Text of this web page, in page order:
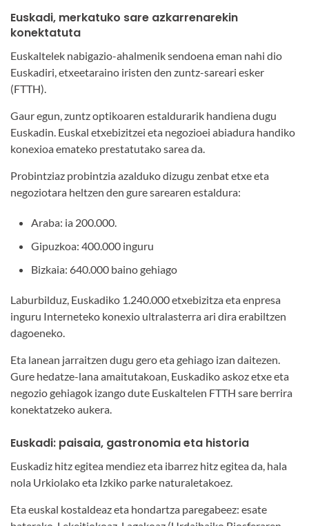
Euskadi, merkatuko sare azkarrenarekin
konektatuta
Euskaltelek nabigazio-ahalmenik sendoena eman nahi dio
Euskadiri, etxeetaraino iristen den zuntz-sareari esker
(FTTH).
Gaur egun, zuntz optikoaren estaldurarik handiena dugu
Euskadin. Euskal etxebizitzei eta negozioei abiadura handiko
konexioa emateko prestatutako sarea da.
Probintziaz probintzia azalduko dizugu zenbat etxe eta
negoziotara heltzen den gure sarearen estaldura:
Araba: ia 200.000.
Gipuzkoa: 400.000 inguru
Bizkaia: 640.000 baino gehiago
Laburbilduz, Euskadiko 1.240.000 etxebizitza eta enpresa
inguru Interneteko konexio ultralasterra ari dira erabiltzen
dagoeneko.
Eta lanean jarraitzen dugu gero eta gehiago izan daitezen.
Gure hedatze-lana amaitutakoan, Euskadiko askoz etxe eta
negozio gehiagok izango dute Euskaltelen FTTH sare berrira
konektatzeko aukera.
Euskadi: paisaia, gastronomia eta historia
Euskadiz hitz egitea mendiez eta ibarrez hitz egitea da, hala
nola Urkiolako eta Izkiko parke naturaletakoez.
Eta euskal kostaldeaz eta hondartza paregabeez: esate